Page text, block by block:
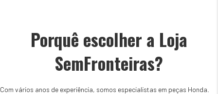
Porquê escolher a Loja
SemFronteiras?
Com vários anos de experiência, somos especialistas em peças Honda.